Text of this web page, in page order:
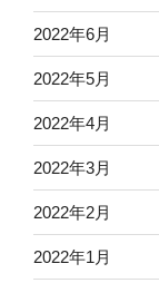
2022年6月
2022年5月
2022年4月
2022年3月
2022年2月
2022年1月